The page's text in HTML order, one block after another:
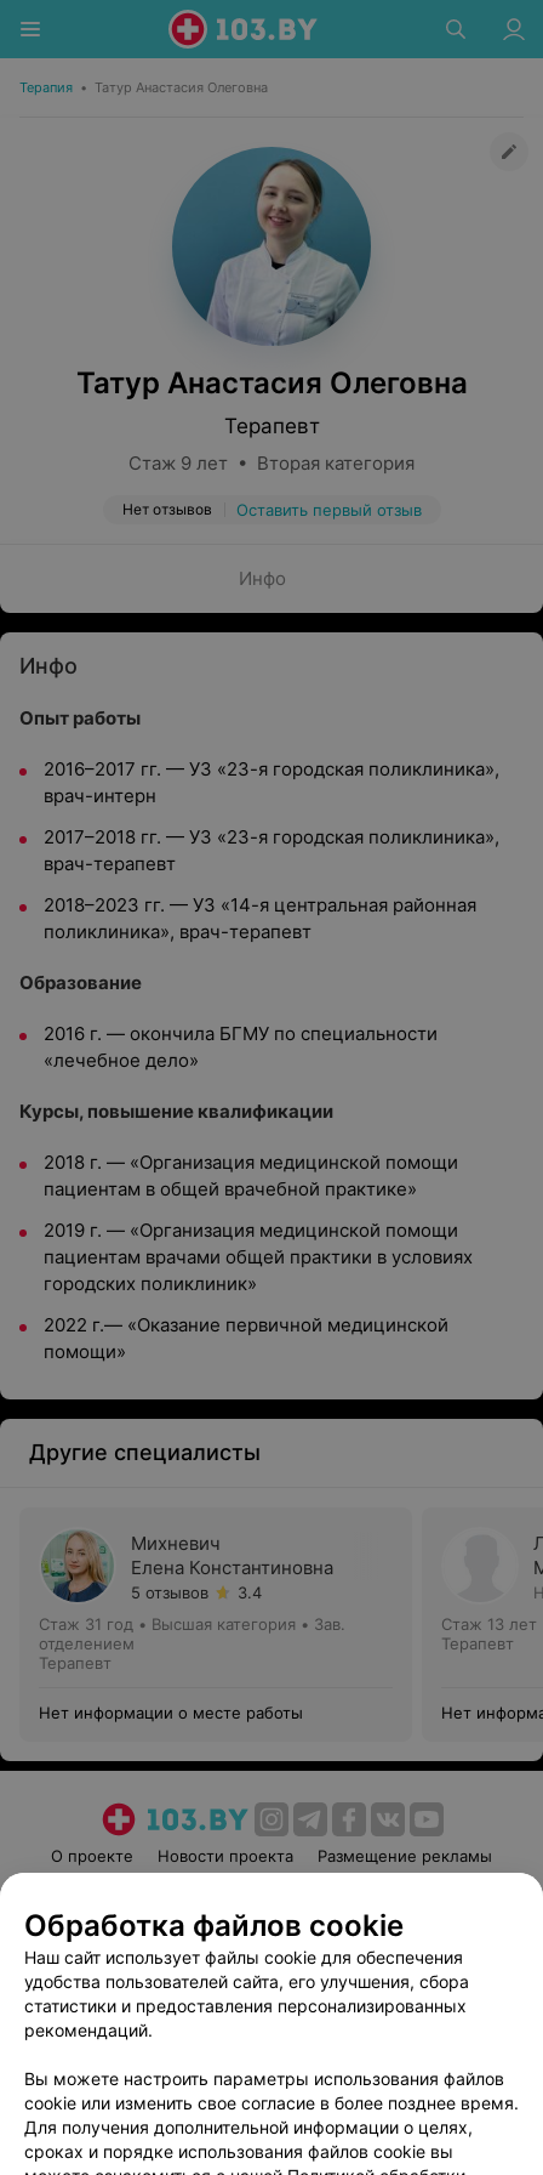
Терапия • Татур Анастасия Олеговна
Татур Анастасия Олеговна
Терапевт
Стаж 9 лет • Вторая категория
Нет отзывов Оставить первый отзыв
Инфо
Инфо
Опыт работы
2016–2017 гг. — УЗ «23-я городская поликлиника»,
врач-интерн
2017–2018 гг. — УЗ «23-я городская поликлиника»,
врач-терапевт
2018–2023 гг. — УЗ «14-я центральная районная
поликлиника», врач-терапевт
Образование
2016 г. — окончила БГМУ по специальности
«лечебное дело»
Курсы, повышение квалификации
2018 г. — «Организация медицинской помощи
пациентам в общей врачебной практике»
2019 г. — «Организация медицинской помощи
пациентам врачами общей практики в условиях
городских поликлиник»
2022 г.— «Оказание первичной медицинской
помощи»
Другие специалисты
Михневич
Елена Константиновна
5 отзывов
3.4
Стаж 31 год • Высшая категория • Зав.
отделением
Терапевт
Нет информации о месте работы
Стаж 13 лет
Терапевт
Нет
О проекте Новости проекта
Размещение рекламы
Пользовательское соглашение
Способы оплаты
Вакансии
Партнеры
Написать руководителю 103.by
Обработка персональных данных
Обработка файлов cookie
Наш сайт использует файлы cookie для обеспечения
удобства пользователей сайта, его улучшения, сбора
статистики и предоставления персонализированных
рекомендаций.
Вы можете настроить параметры использования файлов
cookie или изменить свое согласие в более позднее время.
Для получения дополнительной информации о целях,
сроках и порядке использования файлов cookie вы